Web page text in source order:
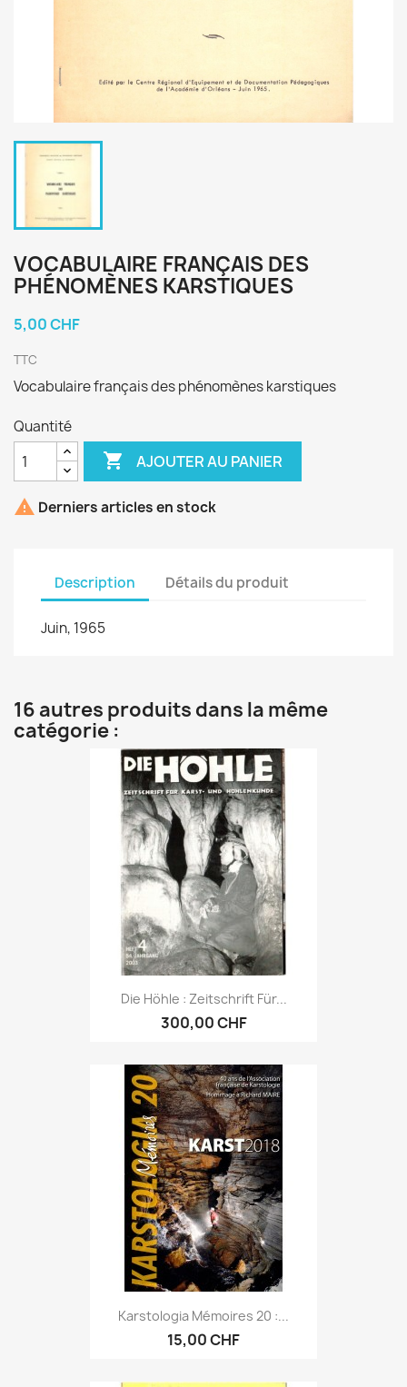
VOCABULAIRE FRANÇAIS DES
PHÉNOMÈNES KARSTIQUES
5,00 CHF
TTC
Vocabulaire français des phénomènes karstiques
Quantité
 AJOUTER AU PANIER
 Derniers articles en stock
Description Détails du produit
Juin, 1965
16 autres produits dans la même
catégorie :
Die Höhle : Zeitschrift Für...
300,00 CHF
Karstologia Mémoires 20 :...
15,00 CHF